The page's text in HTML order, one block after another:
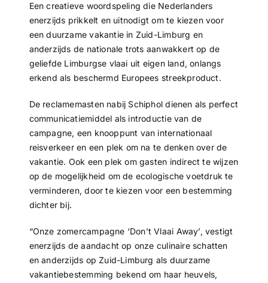
Een creatieve woordspeling die Nederlanders
enerzijds prikkelt en uitnodigt om te kiezen voor
een duurzame vakantie in Zuid-Limburg en
anderzijds de nationale trots aanwakkert op de
geliefde Limburgse vlaai uit eigen land, onlangs
erkend als beschermd Europees streekproduct.
De reclamemasten nabij Schiphol dienen als perfect
communicatiemiddel als introductie van de
campagne, een knooppunt van internationaal
reisverkeer en een plek om na te denken over de
vakantie. Ook een plek om gasten indirect te wijzen
op de mogelijkheid om de ecologische voetdruk te
verminderen, door te kiezen voor een bestemming
dichter bij.
“Onze zomercampagne ‘Don’t Vlaai Away’, vestigt
enerzijds de aandacht op onze culinaire schatten
en anderzijds op Zuid-Limburg als duurzame
vakantiebestemming bekend om haar heuvels,